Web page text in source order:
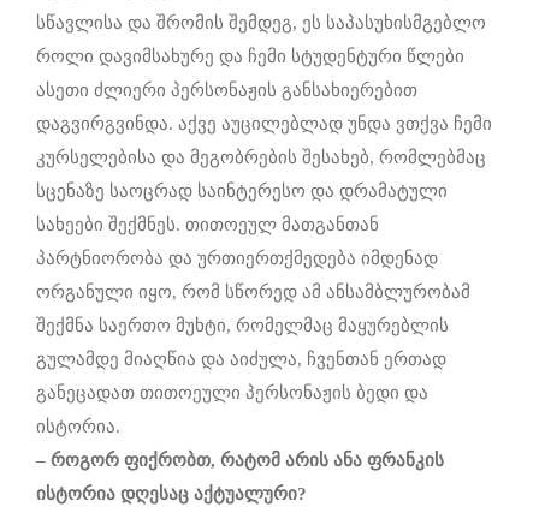
სწავლისა და შრომის შემდეგ, ეს საპასუხისმგებლო
როლი დავიმსახურე და ჩემი სტუდენტური წლები
ასეთი ძლიერი პერსონაჟის განსახიერებით
დაგვირგვინდა. აქვე აუცილებლად უნდა ვთქვა ჩემი
კურსელებისა და მეგობრების შესახებ, რომლებმაც
სცენაზე საოცრად საინტერესო და დრამატული
სახეები შექმნეს. თითოეულ მათგანთან
პარტნიორობა და ურთიერთქმედება იმდენად
ორგანული იყო, რომ სწორედ ამ ანსამბლურობამ
შექმნა საერთო მუხტი, რომელმაც მაყურებლის
გულამდე მიაღწია და აიძულა, ჩვენთან ერთად
განეცადათ თითოეული პერსონაჟის ბედი და
ისტორია.
– როგორ ფიქრობთ, რატომ არის ანა ფრანკის
ისტორია დღესაც აქტუალური?